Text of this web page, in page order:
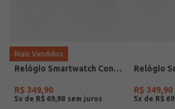
Mais Vendidos
Relógio Smartwatch Condor PRETO
R$ 349,90
5x de R$ 69 98
R$ 349,90
5x de R$ 69